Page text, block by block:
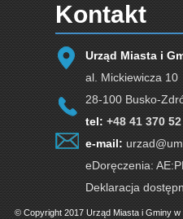
Kontakt
Urząd Miasta i
al. Mickiewicza 10
28-100 Busko-
tel: +48 41 370
e-mail:
eDoręczenia:
Deklaracja
© Copyright 2017 Urząd Miasta i Gminy